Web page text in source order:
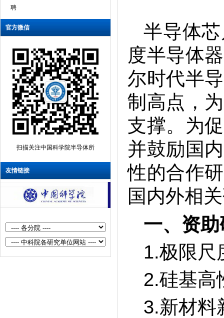
料与器件实验室科研助理招聘启事
半导体所2026年公众科学日活动通
知
半导体芯片物理与技术全国重点实
验室2025年度开放课题征集指南
光电子材料与器件全国重点实验室
2025年开放基金课题申请指南
中国科学院半导体研究所固态光电
聘
中国科学院半导体研究所光电子材
料与器件实验室科研助理招聘启事
官方微信
扫描关注中国科学院半导体所
友情链接
半导体
度半导体
尔时代半
制高点，
支撑。为
并鼓励国
性的合作
国内外相
一、 资
1.极限尺
2.硅基高
3.新材料